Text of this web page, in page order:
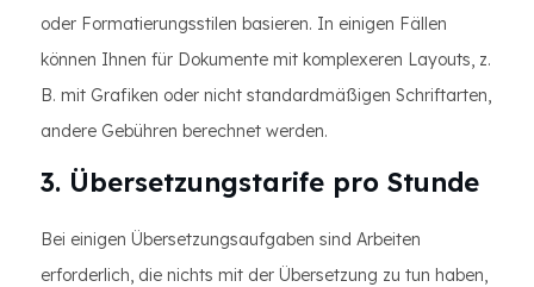
oder Formatierungsstilen basieren. In einigen Fällen
können Ihnen für Dokumente mit komplexeren Layouts, z.
B. mit Grafiken oder nicht standardmäßigen Schriftarten,
andere Gebühren berechnet werden.
3. Übersetzungstarife pro Stunde
Bei einigen Übersetzungsaufgaben sind Arbeiten
erforderlich, die nichts mit der Übersetzung zu tun haben,